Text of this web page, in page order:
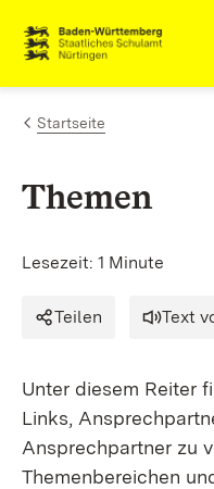
Zum Inhalt
Link zur Startseite
Startseite
Themen
Lesezeit: 1 Minute
Teilen Text
Unter diesem Reiter
Links,
Ansprechpartner zu
Themenbereichen